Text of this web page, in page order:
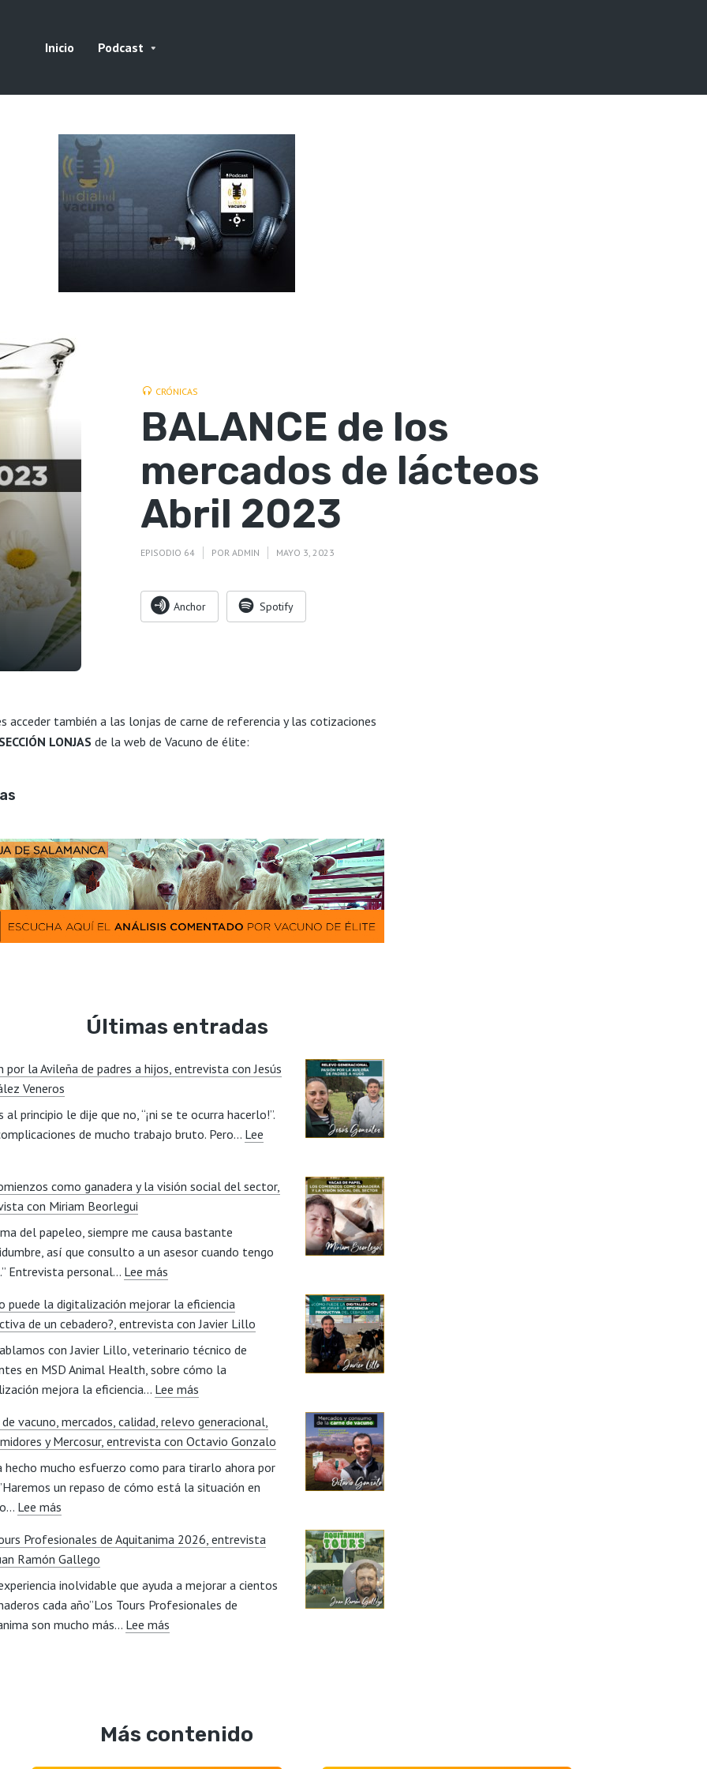
Inicio Podcast
CRÓNICAS
BALANCE de los
mercados de lácteos
Abril 2023
EPISODIO 64 POR ADMIN MAYO 3, 2023
Anchor Spotify
acceder también a las lonjas de carne de referencia y las cotizaciones
SECCIÓN LONJAS de la web de Vacuno de élite:
Últimas entradas
por la Avileña de padres a hijos, entrevista con Jesús
Veneros
al principio le dije que no, “¡ni se te ocurra hacerlo!”.
de mucho trabajo bruto. Pero… Lee
como ganadera y la visión social del sector,
con Miriam Beorlegui
del papeleo, siempre me causa bastante
así que consulto a un asesor cuando tengo
Entrevista personal… Lee más
comienzos
como
ganadera
y
la
social
del
sector,
entrevista
Beorlegui
puede la digitalización mejorar la eficiencia
de un cebadero?, entrevista con Javier Lillo
con Javier Lillo, veterinario técnico de
en MSD Animal Health, sobre cómo la
mejora la eficiencia… Lee más
puede
la
digitalización
mejorar
productiva
un
cebadero?,
de vacuno, mercados, calidad, relevo generacional,
y Mercosur, entrevista con Octavio Gonzalo
hecho mucho esfuerzo como para tirarlo ahora por
un repaso de cómo está la situación en
Lee más
de
vacuno,
mercados,
calidad,
relevo
Profesionales de Aquitanima 2026, entrevista
Ramón Gallego
inolvidable que ayuda a mejorar a cientos
cada año”Los Tours Profesionales de
son mucho más… Lee más
2026,
Más contenido